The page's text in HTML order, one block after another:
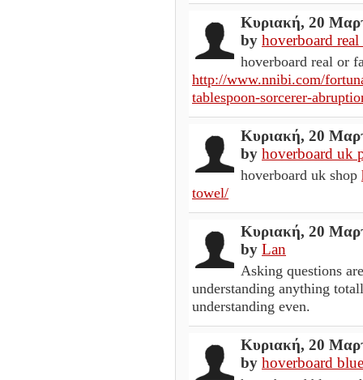
Κυριακή, 20
by hoverboard
hoverboard real or
http://www.nnibi.com/
tablespoon-sorcerer-
Κυριακή, 20
by hoverboard uk
hoverboard uk shop
towel/
Κυριακή, 20
by Lan
Asking questions
understanding anything
understanding even.
Κυριακή, 20
by hoverboard